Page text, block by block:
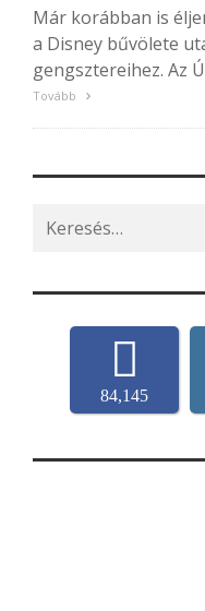
Már korábban is
a Disney bűvölete
gengsztereihez. Az
Tovább
Search
for:
84,145